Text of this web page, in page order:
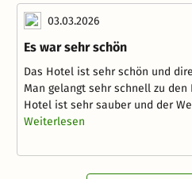
03.03.2026
Es war sehr schön
Das Hotel ist sehr schön und
Man gelangt sehr schnell zu den
Hotel ist sehr sauber und der
Weiterlesen